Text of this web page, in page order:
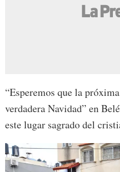
“Esperemos que la próxima
verdadera Navidad” en
este lugar sagrado del